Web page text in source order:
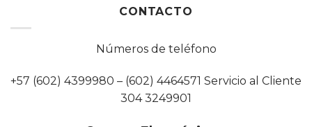
CONTACTO
Números de teléfono
+57 (602) 4399980 – (602) 4464571 Servicio al Cliente
304 3249901